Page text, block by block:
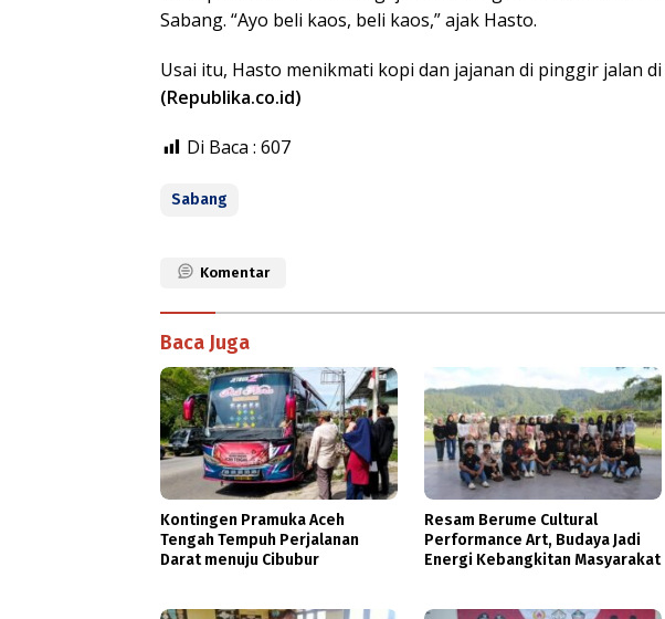
Sabang. “Ayo beli kaos, beli kaos,” ajak Hasto.
Usai itu, Hasto menikmati kopi dan jajanan di pinggir jalan
(Republika.co.id)
Di Baca : 607
Sabang
Komentar
Baca Juga
Kontingen Pramuka Aceh
Tengah Tempuh Perjalanan
Darat menuju Cibubur
Resam Berume Cultural
Performance Art, Budaya Jadi
Energi Kebangkitan Masyarakat